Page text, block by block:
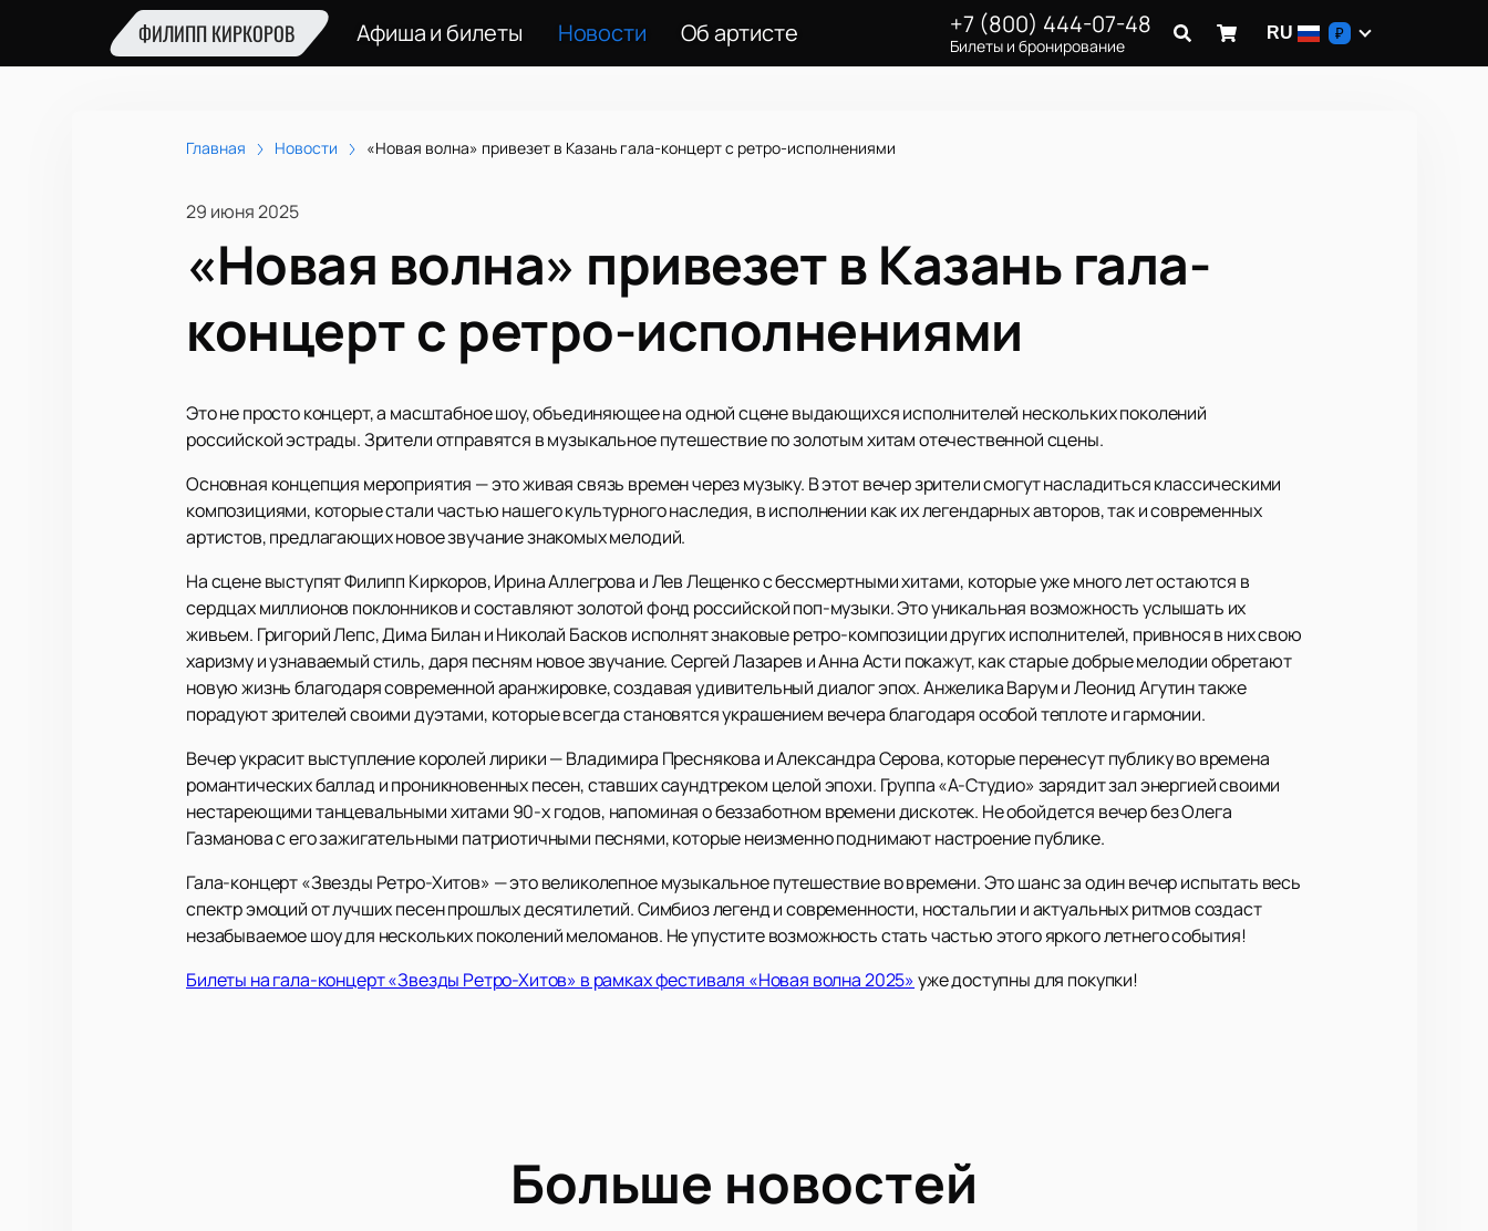
ФИЛИПП КИРКОРОВ Афиша и билеты Новости Об артисте +7 (800) 444-07-48
Билеты и бронирование
RU ₽
Главная Новости «Новая волна» привезет в Казань гала-концерт с ретро-исполнениями
29 июня 2025
«Новая волна» привезет в Казань гала-
концерт с ретро-исполнениями
Это не просто концерт, а масштабное шоу, объединяющее на одной сцене выдающихся исполнителей нескольких поколений
российской эстрады. Зрители отправятся в музыкальное путешествие по золотым хитам отечественной сцены.
Основная концепция мероприятия — это живая связь времен через музыку. В этот вечер зрители смогут насладиться классическими
композициями, которые стали частью нашего культурного наследия, в исполнении как их легендарных авторов, так и современных
артистов, предлагающих новое звучание знакомых мелодий.
На сцене выступят Филипп Киркоров, Ирина Аллегрова и Лев Лещенко с бессмертными хитами, которые уже много лет остаются в
сердцах миллионов поклонников и составляют золотой фонд российской поп-музыки. Это уникальная возможность услышать их
живьем. Григорий Лепс, Дима Билан и Николай Басков исполнят знаковые ретро-композиции других исполнителей, привнося в них свою
харизму и узнаваемый стиль, даря песням новое звучание. Сергей Лазарев и Анна Асти покажут, как старые добрые мелодии обретают
новую жизнь благодаря современной аранжировке, создавая удивительный диалог эпох. Анжелика Варум и Леонид Агутин также
порадуют зрителей своими дуэтами, которые всегда становятся украшением вечера благодаря особой теплоте и гармонии.
Вечер украсит выступление королей лирики — Владимира Преснякова и Александра Серова, которые перенесут публику во времена
романтических баллад и проникновенных песен, ставших саундтреком целой эпохи. Группа «А-Студио» зарядит зал энергией своими
нестареющими танцевальными хитами 90-х годов, напоминая о беззаботном времени дискотек. Не обойдется вечер без Олега
Газманова с его зажигательными патриотичными песнями, которые неизменно поднимают настроение публике.
Гала-концерт «Звезды Ретро-Хитов» — это великолепное музыкальное путешествие во времени. Это шанс за один вечер испытать весь
спектр эмоций от лучших песен прошлых десятилетий. Симбиоз легенд и современности, ностальгии и актуальных ритмов создаст
незабываемое шоу для нескольких поколений меломанов. Не упустите возможность стать частью этого яркого летнего события!
Билеты на гала-концерт «Звезды Ретро-Хитов» в рамках фестиваля «Новая волна 2025»уже доступны для покупки!
Больше новостей